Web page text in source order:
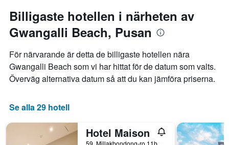
Billigaste hotellen i närheten av
Gwangalli Beach, Pusan
För närvarande är detta de billigaste hotellen nära
Gwangalli Beach som vi har hittat för de datum som valts.
Överväg alternativa datum så att du kan jämföra priserna.
Se alla 29 hotell
Hotel Maison